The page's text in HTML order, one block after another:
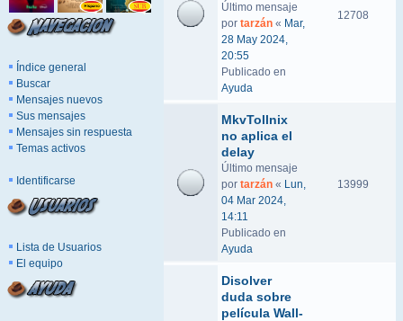
Índice general
Buscar
Mensajes nuevos
Sus mensajes
Mensajes sin respuesta
Temas activos
Identificarse
Lista de Usuarios
El equipo
Último mensaje
por tarzán « Mar,
28 May 2024,
20:55
Publicado en
Ayuda
12708
MkvTollnix
no aplica el
delay
Último mensaje
por tarzán « Lun,
04 Mar 2024,
14:11
Publicado en
Ayuda
13999
Disolver
duda sobre
película Wall-